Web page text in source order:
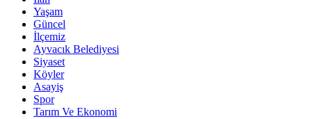
Yaşam
Güncel
İlçemiz
Ayvacık Belediyesi
Siyaset
Köyler
Asayiş
Spor
Tarım Ve Ekonomi